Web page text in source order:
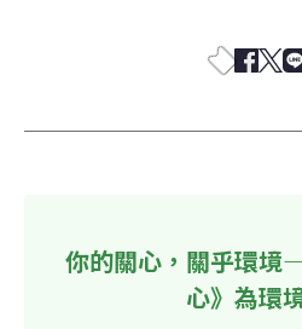
你的關心，關乎環境
心》為環